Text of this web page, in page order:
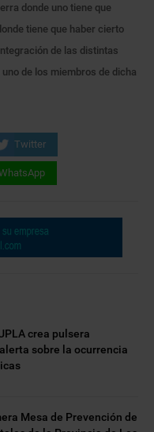
donde uno tiene que
tiene que haber cierto
de las distintas
de los miembros de dicha
Twitter
crea pulsera
sobre la ocurrencia
Mesa de Prevención de